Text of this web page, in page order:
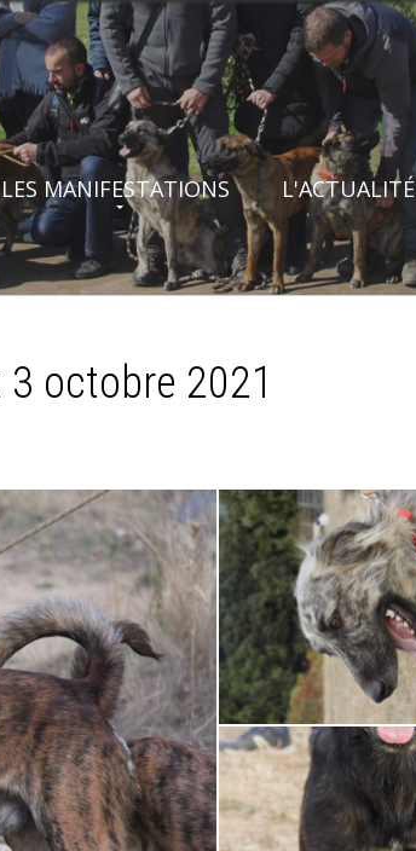
LES MANIFESTATIONS L'ACTUALITÉ
3 octobre 2021